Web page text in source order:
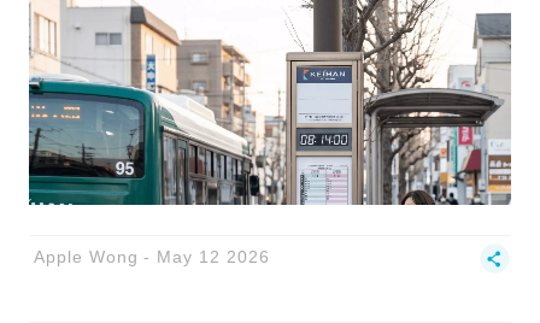
Apple Wong May 12 2026